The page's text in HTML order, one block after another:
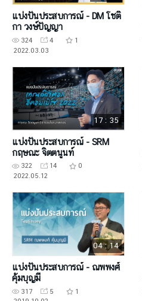
แบ่งปันประสบการณ์ - DM โชติ
กา วงษ์ปัญญา
324 4
1
2022.03.03
17 : 35
แบ่งปันประสบการณ์ - SRM
กฤษณะ จิตตนูนท์
322 14
0
2022.05.12
04 : 14
แบ่งปันประสบการณ์ - ณพพงศ์
คุ้มบุญมี
317 5
1